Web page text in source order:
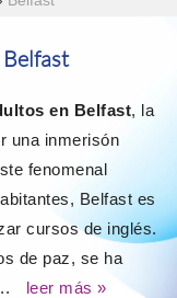
en Belfast, la
una inmerisón
fenomenal
Belfast es
cursos de inglés.
de paz, se ha
leer más »